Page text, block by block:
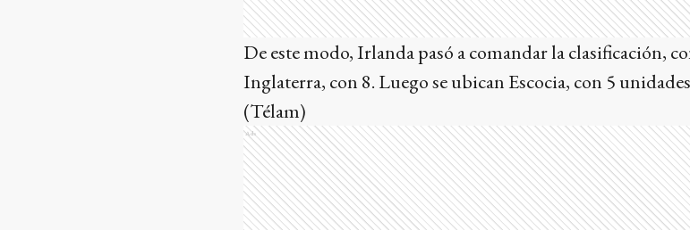
De este modo, Irlanda pasó a comandar la clasificación,
Inglaterra, con 8. Luego se ubican Escocia, con 5
(Télam)
Ads